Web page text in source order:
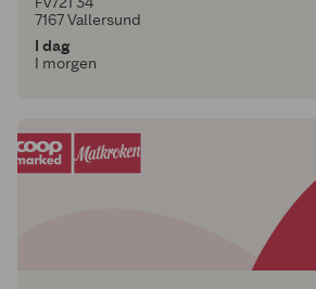
7167 Vallersund
I dag
I morgen